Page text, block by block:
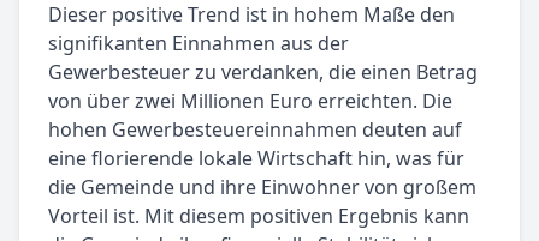
Dieser positive Trend ist in hohem Maße den
signifikanten Einnahmen aus der
Gewerbesteuer zu verdanken, die einen Betrag
von über zwei Millionen Euro erreichten. Die
hohen Gewerbesteuereinnahmen deuten auf
eine florierende lokale Wirtschaft hin, was für
die Gemeinde und ihre Einwohner von großem
Vorteil ist. Mit diesem positiven Ergebnis kann